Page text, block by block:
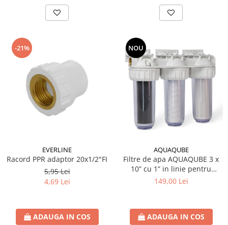
-21%
EVERLINE
Racord PPR adaptor 20x1/2"FI
5,95 Lei
4,69 Lei
ADAUGA IN COS
NOU
AQUAQUBE
Filtre de apa AQUAQUBE 3 x
10” cu 1” in linie pentru
filtrare mecanica cu 3 cartuse
149,00 Lei
ADAUGA IN COS